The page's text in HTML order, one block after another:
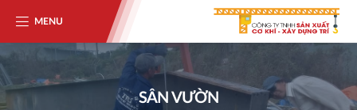
MENU
SÂN VƯỜN